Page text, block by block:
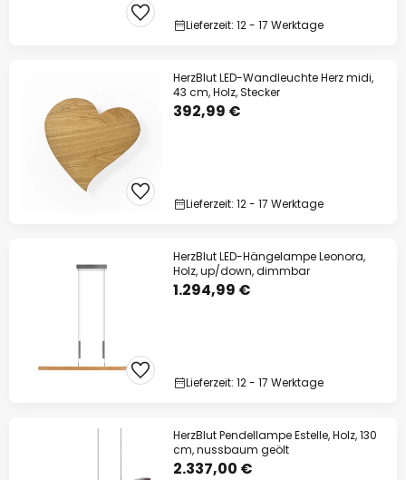
Lieferzeit: 12 - 17 Werktage
HerzBlut LED-Wandleuchte Herz midi,
43 cm, Holz, Stecker
392,99 €
Lieferzeit: 12 - 17 Werktage
HerzBlut LED-Hängelampe Leonora,
Holz, up/down, dimmbar
1.294,99 €
Lieferzeit: 12 - 17 Werktage
HerzBlut Pendellampe Estelle, Holz, 130
cm, nussbaum geölt
2.337,00 €